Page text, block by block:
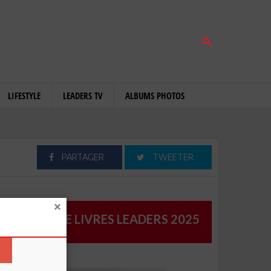
LIFESTYLE LEADERS TV ALBUMS PHOTOS
PARTAGER TWEETER
CATALOGUE LIVRES LEADERS 2025